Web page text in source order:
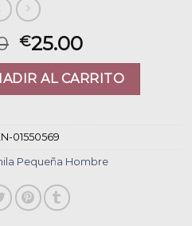
€25.00
cantidad
AL CARRITO
01550569
Pequeña Hombre